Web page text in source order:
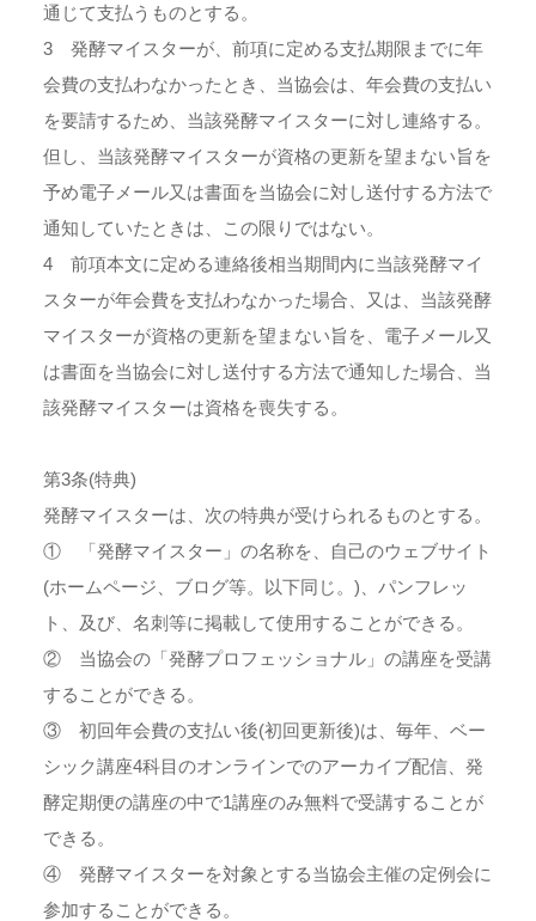
通じて支払うものとする。
3 発酵マイスターが、前項に定める支払期限までに年
会費の支払わなかったとき、当協会は、年会費の支払い
を要請するため、当該発酵マイスターに対し連絡する。
但し、当該発酵マイスターが資格の更新を望まない旨を
予め電子メール又は書面を当協会に対し送付する方法で
通知していたときは、この限りではない。
4 前項本文に定める連絡後相当期間内に当該発酵マイ
スターが年会費を支払わなかった場合、又は、当該発酵
マイスターが資格の更新を望まない旨を、電子メール又
は書面を当協会に対し送付する方法で通知した場合、当
該発酵マイスターは資格を喪失する。
第3条(特典)
発酵マイスターは、次の特典が受けられるものとする。
① 「発酵マイスター」の名称を、自己のウェブサイト
(ホームページ、ブログ等。以下同じ。)、パンフレッ
ト、及び、名刺等に掲載して使用することができる。
② 当協会の「発酵プロフェッショナル」の講座を受講
することができる。
③ 初回年会費の支払い後(初回更新後)は、毎年、ベー
シック講座4科目のオンラインでのアーカイブ配信、発
酵定期便の講座の中で1講座のみ無料で受講することが
できる。
④ 発酵マイスターを対象とする当協会主催の定例会に
参加することができる。